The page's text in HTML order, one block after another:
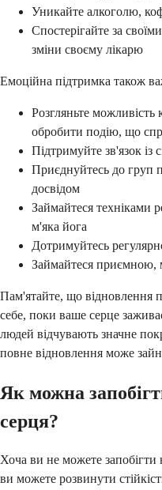
Уникайте алкоголю,
Спостерігайте за
зміни своєму лікарю
Емоційна підтримка також
Розгляньте можливість
обробити подію, що
Підтримуйте зв'язок із
Приєднуйтесь до груп
досвідом
Займайтеся техніками
м'яка йога
Дотримуйтесь
Займайтеся приємною,
Пам'ятайте, що відновлення
себе, поки ваше серце
людей відчувають значне
повне відновлення може
Як можна
серця?
Хоча ви не можете
ви можете розвинути